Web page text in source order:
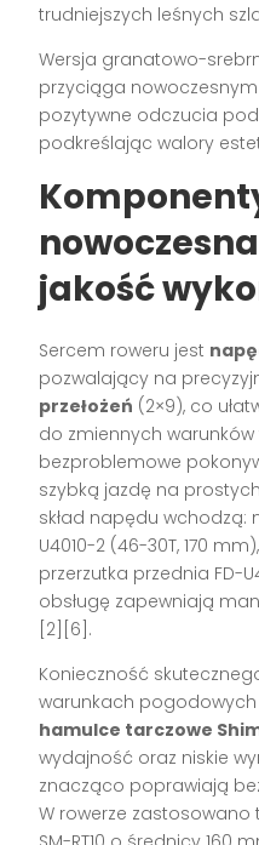
trudniejszych leśnych
Wersja granatowo-
przyciąga
pozytywne odczucia
podkreślając walory
jakość
Sercem roweru jest
pozwalający na
przełożeń (2×9), co
do zmiennych
bezproblemowe
szybką jazdę na
skład napędu wchodzą:
U4010-2 (46-30T, 170
przerzutka przednia FD-
obsługę zapewniają
[2][6] .
Konieczność
warunkach pogodowych
hamulce tarczowe
wydajność oraz niskie
znacząco poprawiają
W rowerze